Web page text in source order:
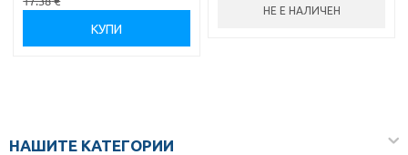
КУПИ
НЕ Е НАЛИЧЕН
НАШИТЕ КАТЕГОРИИ